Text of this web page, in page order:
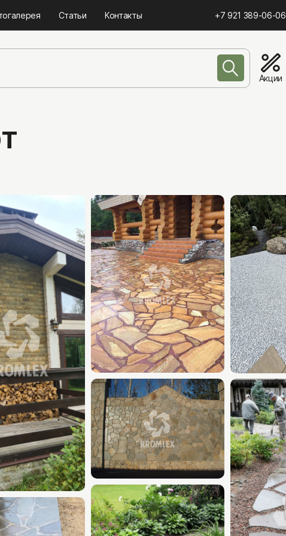
Статьи Контакты +7 921 389-06-06
Акции
Гранитная брусчатка
Бетонная плитка
Брусчатка из камня
Бордюры гранитные
Бордюры бетонные
Бордюры из камня
Гранитная плита (плита мощения)
Камень для дизайна